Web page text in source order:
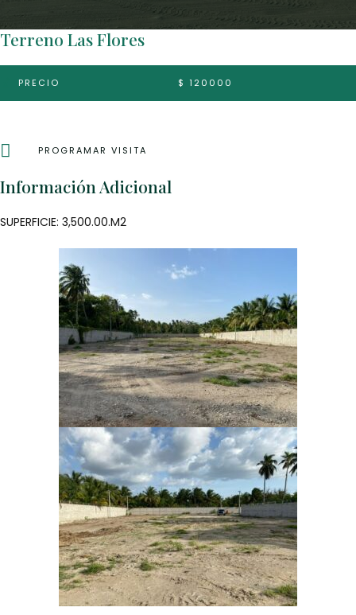
Terreno Las Flores
PRECIO $ 120000
PROGRAMAR VISITA
Información Adicional
SUPERFICIE: 3,500.00.M2